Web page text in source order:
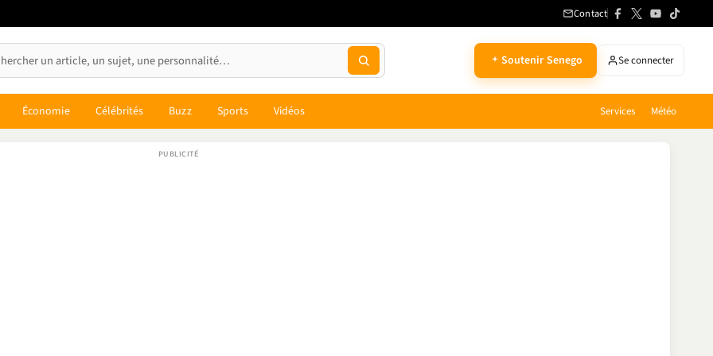
Contact
Soutenir Senego Se connecter
Économie Célébrités Buzz Sports Vidéos Services Météo